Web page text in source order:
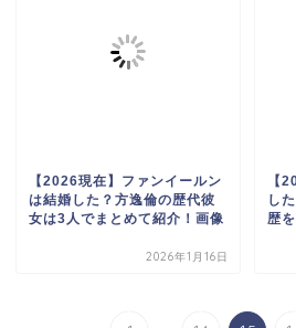
【2026現在】ファンイールン
は結婚した？方逸倫の歴代彼
女は3人でまとめて紹介！画像
2026年1月16日
【
し
歴